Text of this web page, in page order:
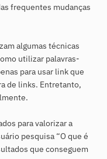
frequentes mudanças
algumas técnicas
utilizar palavras-
para usar link que
de links. Entretanto,
para valorizar a
pesquisa “O que é
que conseguem